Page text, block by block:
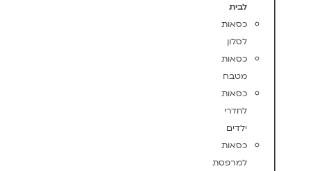
לבית
כסאות
לסלון
כסאות
מטבח
כסאות
לחדרי
ילדים
כסאות
למרפסת